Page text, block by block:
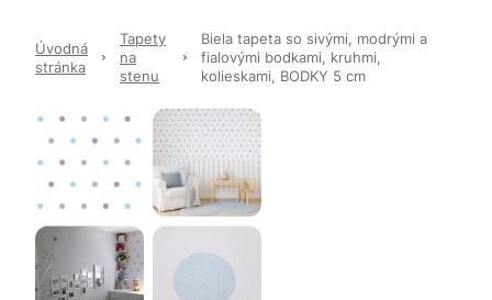
Úvodná
stránka
Tapety
na
stenu
Biela tapeta so sivými, modrými a
fialovými bodkami, kruhmi,
kolieskami, BODKY 5 cm